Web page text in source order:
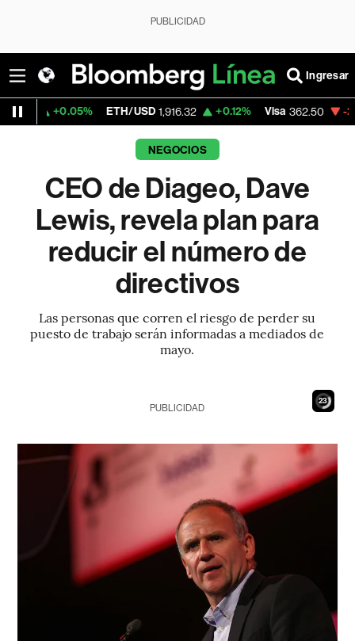
PUBLICIDAD
Ingresar
ETH/USD 1,916.32 +0.12% Visa 362.50 -2.15%
NEGOCIOS
CEO de Diageo, Dave
Lewis, revela plan para
reducir el número de
directivos
Las personas que corren el riesgo de perder su
puesto de trabajo serán informadas a mediados de
mayo.
21
PUBLICIDAD